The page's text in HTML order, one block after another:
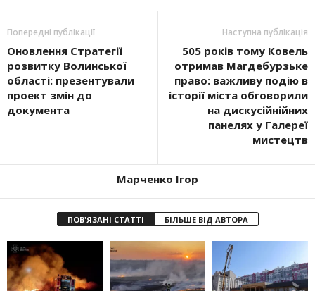
Попередні публікації
Оновлення Стратегії
розвитку Волинської
області: презентували
проект змін до
документа
Наступна публікація
505 років тому Ковель
отримав Магдебурзьке
право: важливу подію в
історії міста обговорили
на дискусійнійних
панелях у Галереї
мистецтв
Марченко Ігор
ПОВ'ЯЗАНІ СТАТТІ БІЛЬШЕ ВІД АВТОРА